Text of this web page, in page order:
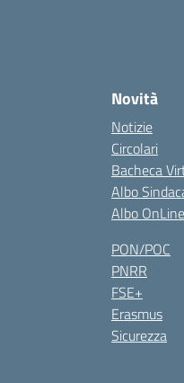
Novità
Notizie
Circolari
Bacheca
Albo
Albo OnLine
PON/POC
PNRR
FSE+
Erasmus
Sicurezza